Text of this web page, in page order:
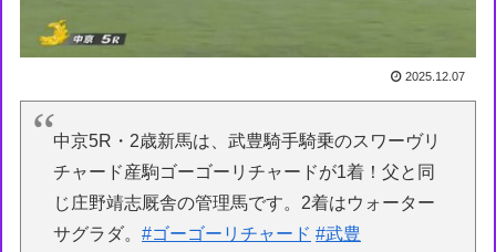
2025.12.07
中京5R・2歳新馬は、武豊騎手騎乗のスワーヴリ
チャード産駒ゴーゴーリチャードが1着！父と同
じ庄野靖志厩舎の管理馬です。2着はウォーター
サグラダ。#ゴーゴーリチャード #武豊